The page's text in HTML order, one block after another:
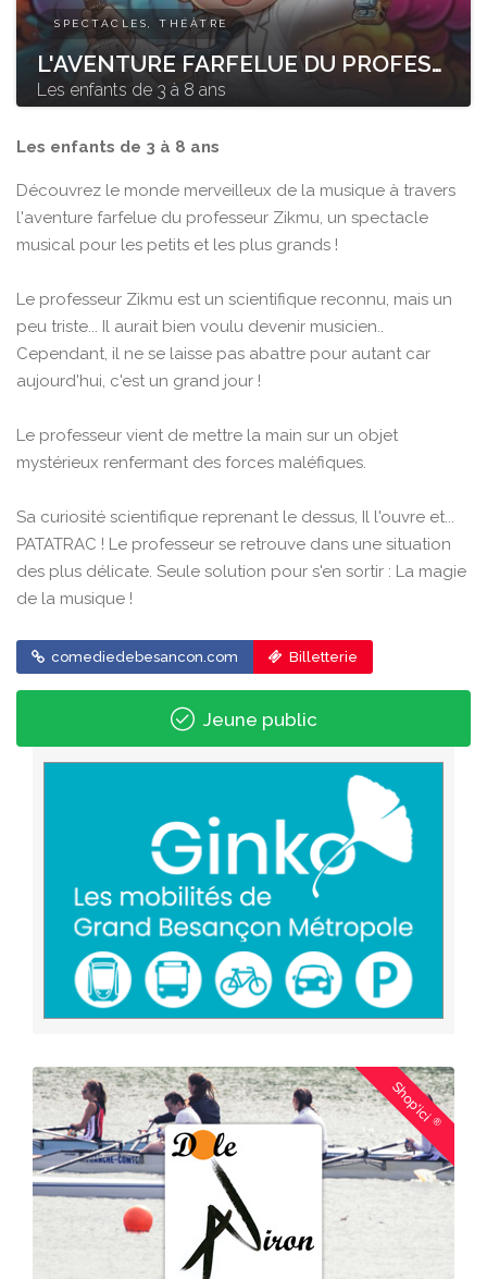
SPECTACLES, THÉÂTRE
L'AVENTURE FARFELUE DU PROFESSEUR ZIKMU
Les enfants de 3 à 8 ans
Les enfants de 3 à 8 ans
Découvrez le monde merveilleux de la musique à travers
l'aventure farfelue du professeur Zikmu, un spectacle
musical pour les petits et les plus grands !
Le professeur Zikmu est un scientifique reconnu, mais un
peu triste... Il aurait bien voulu devenir musicien..
Cependant, il ne se laisse pas abattre pour autant car
aujourd'hui, c'est un grand jour !
Le professeur vient de mettre la main sur un objet
mystérieux renfermant des forces maléfiques.
Sa curiosité scientifique reprenant le dessus, Il l'ouvre et...
PATATRAC ! Le professeur se retrouve dans une situation
des plus délicate. Seule solution pour s'en sortir : La magie
de la musique !
comediedebesancon.com Billetterie
Jeune public
Shop'ici®